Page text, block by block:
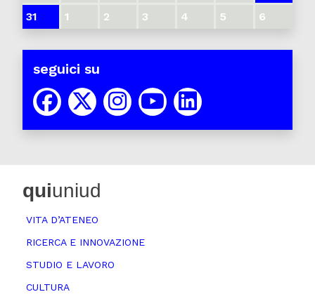
31
1 2 3 4 5 6
seguici su
quiuniud
VITA D’ATENEO
RICERCA E INNOVAZIONE
STUDIO E LAVORO
CULTURA